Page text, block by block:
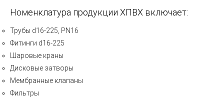
Номенклатура продукции ХПВХ включает:
Трубы d16-225, PN16
Фитинги d16-225
Шаровые краны
Дисковые затворы
Мембранные клапаны
Фильтры